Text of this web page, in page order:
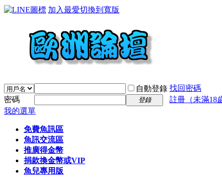
加入最愛切換到寬版
自動登錄 找回密碼
密碼
登錄
註冊（未滿18
我的選單
免費魚訊區
魚訊交流區
推廣得金幣
捐款換金幣或VIP
魚兒專用版